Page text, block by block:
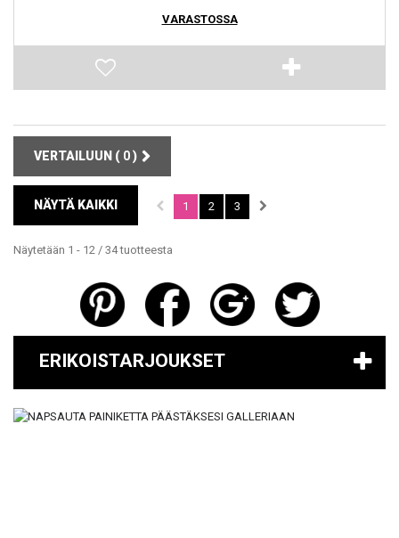
VARASTOSSA
VERTAILUUN ( 0)
NÄYTÄ KAIKKI 1 2 3
Näytetään 1 - 12 / 34 tuotteesta
ERIKOISTARJOUKSET